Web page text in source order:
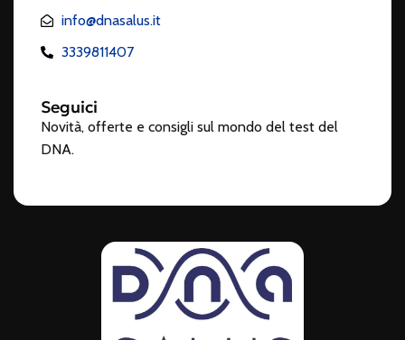
info@dnasalus.it
3339811407
Seguici
Novità, offerte e consigli sul mondo del test del
DNA.